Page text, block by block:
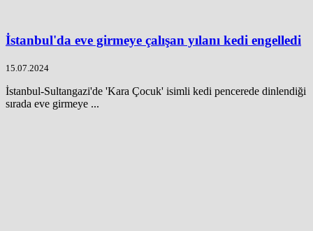
İstanbul'da eve girmeye çalışan yılanı kedi engelledi
15.07.2024
İstanbul-Sultangazi'de 'Kara Çocuk' isimli kedi pencerede dinlendiği
sırada eve girmeye ...